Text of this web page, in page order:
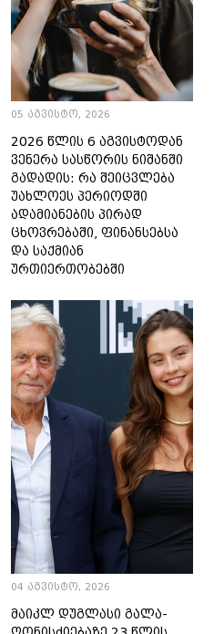
05 აგვისტო, 2026
2026 წლის 6 აგვისტოდან
ვენერა სასწორის ნიშანში
გადადის: რა შეიცვლება
უახლოეს პერიოდში
ადამიანების პირად
ცხოვრებაში, ფინანსებსა
და საქმიან
ურთიერთობებში
04 აგვისტო, 2026
მაიკლ დუგლასი გალა-